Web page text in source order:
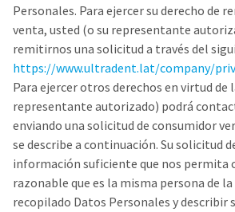
Personales. Para ejercer su derecho de
venta, usted (o su representante
remitirnos una solicitud a través del
https://www.ultradent.lat/company/
Para ejercer otros derechos en virtud de
representante autorizado) podrá
enviando una solicitud de consumidor
se describe a continuación. Su solicitud
información suficiente que nos permita
razonable que es la misma persona de
recopilado Datos Personales y describir